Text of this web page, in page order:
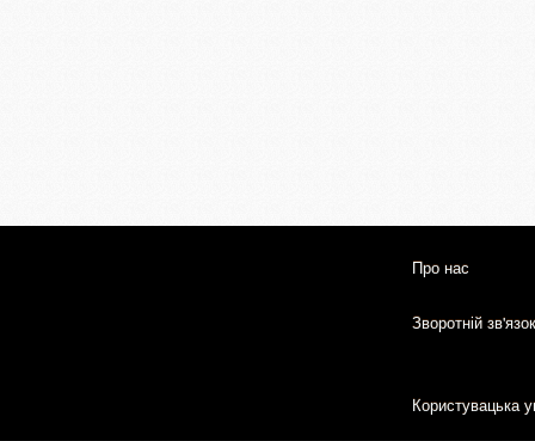
Про нас
Зворотній зв'язок
Користувацька